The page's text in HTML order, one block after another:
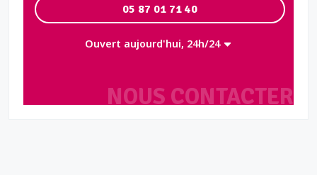
NOUS CONTACTER
05 87 01 71 40
Ouvert aujourd'hui, 24h/24